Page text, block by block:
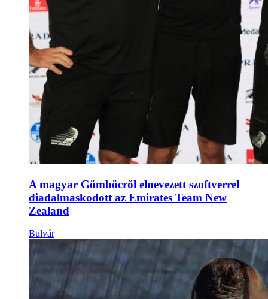
A magyar Gömböcről elnevezett szoftverrel
diadalmaskodott az Emirates Team New
Zealand
Bulvár